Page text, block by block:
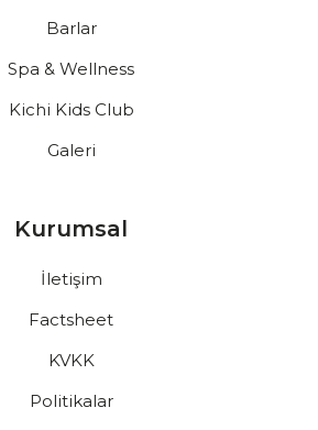
Barlar
Spa & Wellness
Kichi Kids Club
Galeri
Kurumsal
İletişim
Factsheet
KVKK
Politikalar